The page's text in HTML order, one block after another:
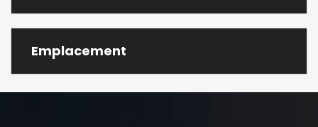
Emplacement